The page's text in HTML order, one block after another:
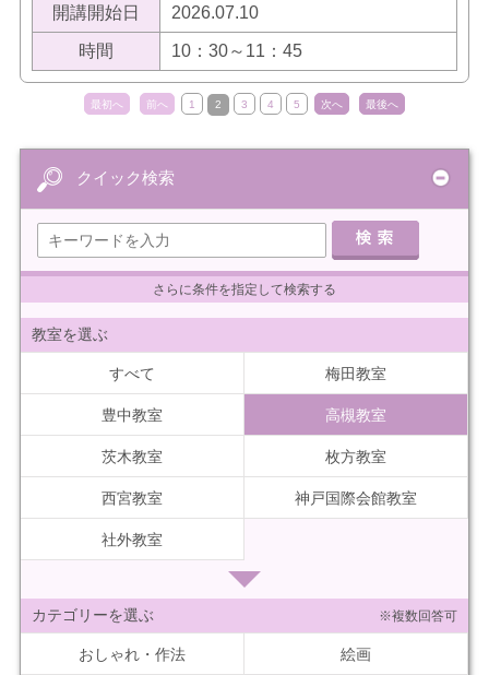
開講開始日 2026.07.10
時間 10：30～11：45
最初へ 前へ 1 2 3 4 5 次へ 最後へ
クイック検索
さらに条件を指定して検索する
教室を選ぶ
すべて 梅田教室
豊中教室 高槻教室
茨木教室 枚方教室
西宮教室 神戸国際会館教室
社外教室
カテゴリーを選ぶ ※複数回答可
おしゃれ・作法 絵画